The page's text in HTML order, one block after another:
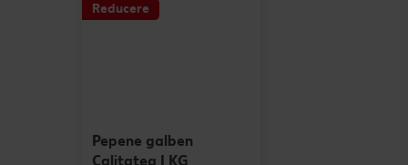
Reducere
Pepene galben
Calitatea I KG